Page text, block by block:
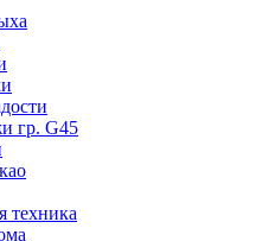
гр. G45
техника